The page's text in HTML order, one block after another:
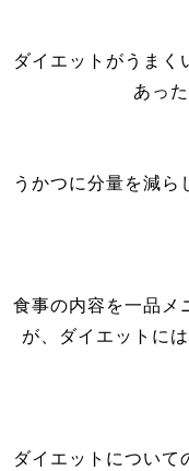
ダイエットがうまく
あっ
うかつに分量を減ら
食事の内容を一品メ
が、ダイエットに
ダイエットについて